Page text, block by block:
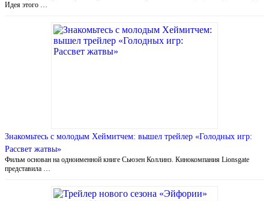
Идея этого …
Знакомьтесь с молодым Хеймитчем: вышел трейлер «Голодных игр:
Рассвет жатвы»
Фильм основан на одноименной книге Сьюзен Коллинз. Кинокомпания Lionsgate
представила …